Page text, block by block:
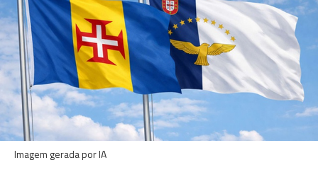
Imagem gerada por IA